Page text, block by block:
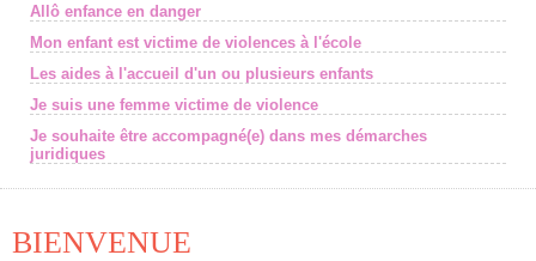
Allô enfance en danger
Mon enfant est victime de violences à l'école
Les aides à l'accueil d'un ou plusieurs enfants
Je suis une femme victime de violence
Je souhaite être accompagné(e) dans mes démarches
juridiques
BIENVENUE